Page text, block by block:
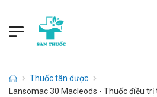
Thuốc tân dược
Lansomac 30 Macleods - Thuốc điều